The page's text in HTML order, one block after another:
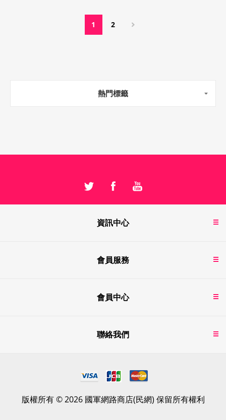
1 2
熱門標籤
資訊中心
會員服務
會員中心
聯絡我們
版權所有 © 2026 國軍網路商店(民網) 保留所有權利